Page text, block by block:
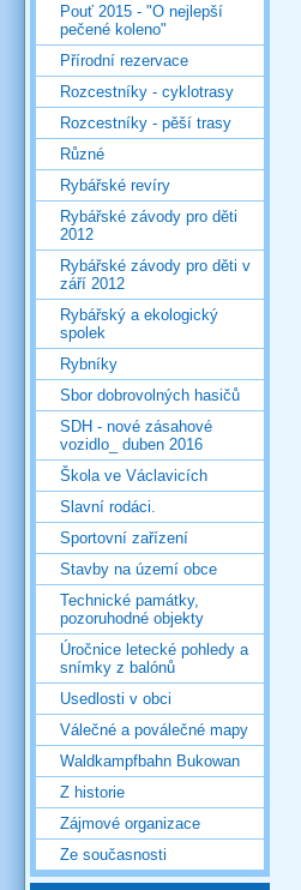
Pouť 2015 - "O nejlepší
pečené koleno"
Přírodní rezervace
Rozcestníky - cyklotrasy
Rozcestníky - pěší trasy
Různé
Rybářské revíry
Rybářské závody pro děti
2012
Rybářské závody pro děti v
září 2012
Rybářský a ekologický
spolek
Rybníky
Sbor dobrovolných hasičů
SDH - nové zásahové
vozidlo_ duben 2016
Škola ve Václavicích
Slavní rodáci.
Sportovní zařízení
Stavby na území obce
Technické památky,
pozoruhodné objekty
Úročnice letecké pohledy a
snímky z balónů
Usedlosti v obci
Válečné a poválečné mapy
Waldkampfbahn Bukowan
Z historie
Zájmové organizace
Ze současnosti